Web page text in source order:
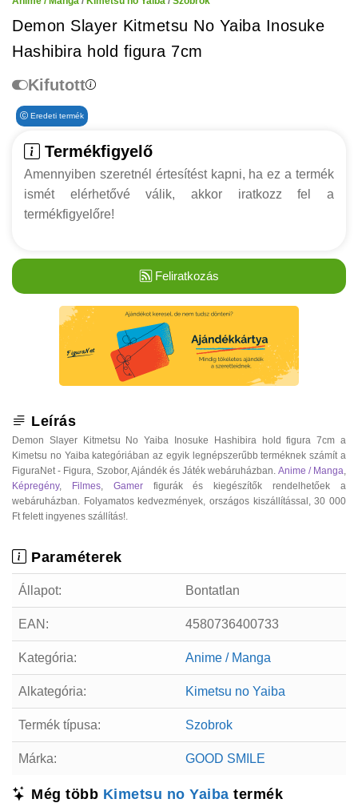
Demon Slayer Kitmetsu No Yaiba Inosuke
Hashibira hold figura 7cm
Kifutott
Eredeti termék
Termékfigyelő
Amennyiben szeretnél értesítést kapni, ha ez a termék
ismét elérhetővé válik, akkor iratkozz fel a
termékfigyelőre!
Feliratkozás
Leírás
Demon Slayer Kitmetsu No Yaiba Inosuke Hashibira hold figura 7cm a
Kimetsu no Yaiba kategóriában az egyik legnépszerűbb terméknek számít a
FiguraNet - Figura, Szobor, Ajándék és Játék webáruházban. Anime / Manga
Képregény, Filmes, Gamerfigurák és kiegészítők rendelhetőek a
webáruházban. Folyamatos kedvezmények, országos kiszállítással, 30 000
Ft felett ingyenes szállítás!.
Paraméterek
Állapot: Bontatlan
EAN: 4580736400733
Kategória: Anime / Manga
Alkategória: Kimetsu no Yaiba
Termék típusa: Szobrok
Márka: GOOD SMILE
Még több Kimetsu no Yaiba termék